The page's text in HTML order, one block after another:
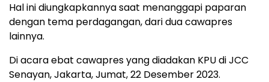
Hal ini diungkapkannya saat menanggapi paparan
dengan tema perdagangan, dari dua cawapres
lainnya.
Di acara ebat cawapres yang diadakan KPU di JCC
Senayan, Jakarta, Jumat, 22 Desember 2023.